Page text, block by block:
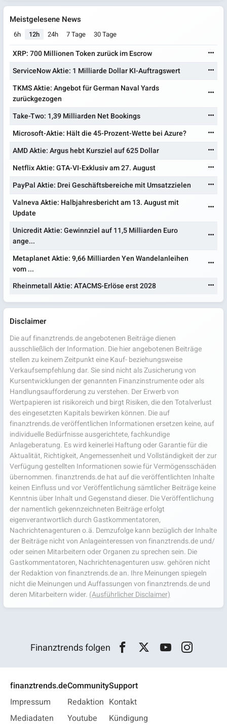
Meistgelesene News
6h 12h 24h 7 Tage 30 Tage
XRP: 700 Millionen Token zurück im Escrow
ServiceNow Aktie: 1 Milliarde Dollar KI-Auftragswert
TKMS Aktie: Angebot für German Naval Yards
zurückgezogen
Take-Two: 1,39 Milliarden Net Bookings
Microsoft-Aktie: Hält die 45-Prozent-Wette bei Azure?
AMD Aktie: Argus hebt Kursziel auf 625 Dollar
Netflix Aktie: GTA-VI-Exklusiv am 27. August
PayPal Aktie: Drei Geschäftsbereiche mit Umsatzzielen
Valneva Aktie: Halbjahresbericht am 13. August mit
Update
Unicredit Aktie: Gewinnziel auf 11,5 Milliarden Euro
ange...
Metaplanet Aktie: 9,66 Milliarden Yen Wandelanleihen
vom ...
Rheinmetall Aktie: ATACMS-Erlöse erst 2028
Disclaimer
Die auf finanztrends.de angebotenen Beiträge dienen
ausschließlich der Information. Die hier angebotenen Beiträge
stellen zu keinem Zeitpunkt eine Kauf- beziehungsweise
Verkaufsempfehlung dar. Sie sind nicht als Zusicherung von
Kursentwicklungen der genannten Finanzinstrumente oder als
Handlungsaufforderung zu verstehen. Der Erwerb von
Wertpapieren ist risikoreich und birgt Risiken, die den Totalverlust
des eingesetzten Kapitals bewirken können. Die auf
finanztrends.de veröffentlichen Informationen ersetzen keine, auf
individuelle Bedürfnisse ausgerichtete, fachkundige
Anlageberatung. Es wird keinerlei Haftung oder Garantie für die
Aktualität, Richtigkeit, Angemessenheit und Vollständigkeit der zur
Verfügung gestellten Informationen sowie für Vermögensschäden
übernommen. finanztrends.de hat auf die veröffentlichten Inhalte
keinen Einfluss und vor Veröffentlichung sämtlicher Beiträge keine
Kenntnis über Inhalt und Gegenstand dieser. Die Veröffentlichung
der namentlich gekennzeichneten Beiträge erfolgt
eigenverantwortlich durch Gastkommentatoren,
Nachrichtenagenturen o.ä. Demzufolge kann bezüglich der Inhalte
der Beiträge nicht von Anlageinteressen von finanztrends.de und/
oder seinen Mitarbeitern oder Organen zu sprechen sein. Die
Gastkommentatoren, Nachrichtenagenturen usw. gehören nicht
der Redaktion von finanztrends.de an. Ihre Meinungen spiegeln
nicht die Meinungen und Auffassungen von finanztrends.de und
deren Mitarbeitern wider. (Ausführlicher Disclaimer)
Finanztrends folgen
finanztrends.de
Impressum
Mediadaten
Community
Redaktion
Youtube
Support
Kontakt
Kündigung